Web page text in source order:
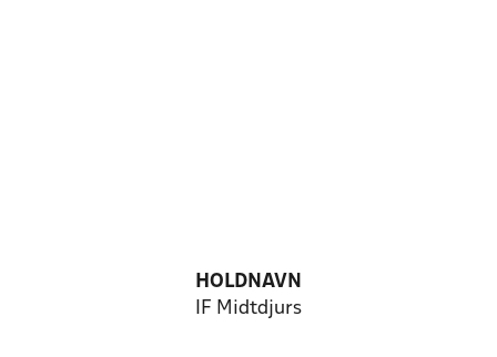
HOLDNAVN
IF Midtdjurs